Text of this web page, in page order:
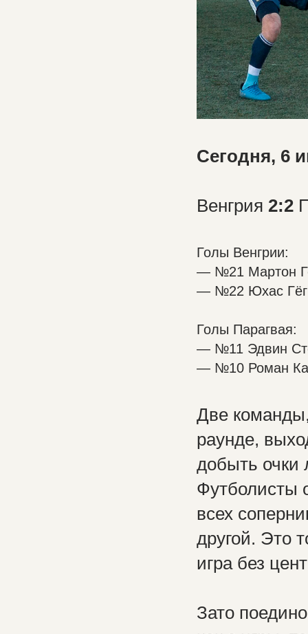
Сегодня, 6
Венгрия 2:2
Голы Венгрии:
— №21 Мартон
— №22 Юхас
Голы Парагвая:
— №11 Эдвин
— №10 Роман
Две
раунде,
добыть очки
Футболисты
всех
другой. Это
игра без
Зато